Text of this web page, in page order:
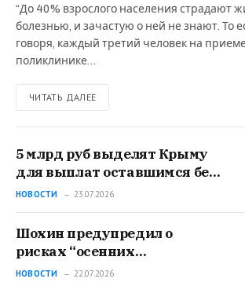
“До 40% взрослого населения страдают
болезнью, и зачастую о ней не знают. То
говоря, каждый третий человек на
поликлинике…
ЧИТАТЬ ДАЛЕЕ
5 млрд руб выделят Крыму
для выплат оставшимся без
электричества жителям
НОВОСТИ 23.07.2026
Шохин предупредил о
рисках “осенних
банкротств” из-за высокой
НОВОСТИ 22.07.2026